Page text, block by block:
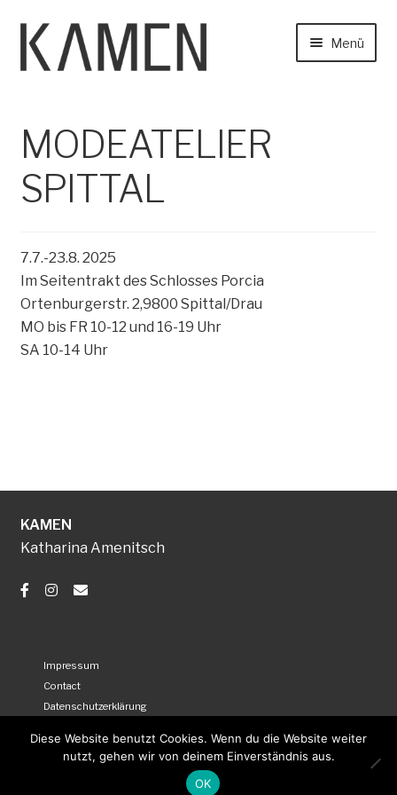
Zur
Navigation
Zum
Inhalt
Menü
Find Us
About
Contact
Online Shop
Start News MODEATELIER SPITTAL
MODEATELIER
SPITTAL
7.7.-23.8. 2025
Im Seitentrakt des Schlosses Porcia
Ortenburgerstr. 2,9800 Spittal/Drau
MO bis FR 10-12 und 16-19 Uhr
SA 10-14 Uhr
KAMEN
Katharina Amenitsch
Impressum
Contact
Datenschutzerklärung
Versand- und Zahlungsarten
Diese Website benutzt Cookies. Wenn du die Website weiter
nutzt, gehen wir von deinem Einverständnis aus.
OK